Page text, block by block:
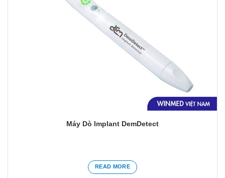
Máy Dò Implant DemDetect
READ MORE